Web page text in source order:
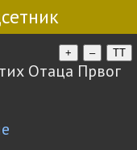
+ – TT
Отаца Првог